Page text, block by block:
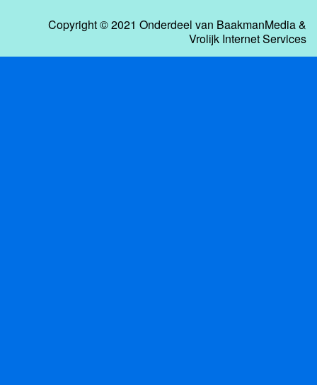
Copyright © 2021 Onderdeel van BaakmanMedia&
Vrolijk Internet Services